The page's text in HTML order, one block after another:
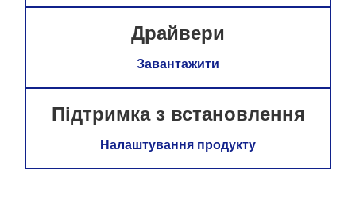
Драйвери
Завантажити
Підтримка з встановлення
Налаштування продукту